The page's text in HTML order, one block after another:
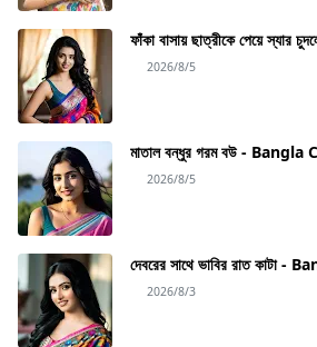
ফাঁকা বাসায় ছাত্রীকে পেয়ে
2026/8/5
মাতাল বন্ধুর গরম বউ - Bangla
2026/8/5
দেবরের সাথে ভাবির রাত কাটা -
2026/8/3